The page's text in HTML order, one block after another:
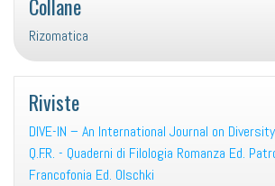
Collane
Rizomatica
Riviste
DIVE-IN – An International Journal on
Q.F.R. - Quaderni di Filologia Romanza Ed.
Francofonia Ed. Olschki